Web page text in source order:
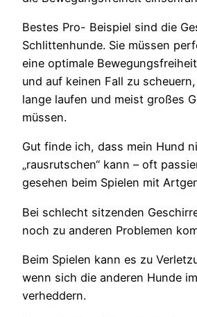
Bestes Pro- Beispiel sind die
Schlittenhunde. Sie müssen
eine optimale
und auf keinen Fall zu
lange laufen und meist großes
müssen.
Gut finde ich, dass mein Hund
„rausrutschen“ kann – oft
gesehen beim Spielen mit
Bei schlecht sitzenden
noch zu anderen Problemen
Beim Spielen kann es zu
wenn sich die anderen Hunde
verheddern.